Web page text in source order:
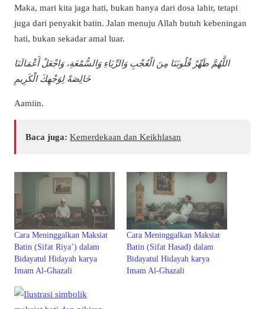
Maka, mari kita jaga hati, bukan hanya dari dosa lahir, tetapi
juga dari penyakit batin. Jalan menuju Allah butuh kebeningan
hati, bukan sekadar amal luar.
اللَّهُمَّ طَهِّرْ قُلُوبَنَا مِنَ الْعُجْبِ وَالرِّيَاءِ وَالسُّمْعَةِ، وَاجْعَلْ أَعْمَالَنَا
خَالِصَةً لِوَجْهِكَ الْكَرِيمِ
Aamiin.
Baca juga: Kemerdekaan dan Keikhlasan
Cara Meninggalkan Maksiat
Batin (Sifat Riya’) dalam
Bidayatul Hidayah karya
Imam Al-Ghazali
Cara Meninggalkan Maksiat
Batin (Sifat Hasad) dalam
Bidayatul Hidayah karya
Imam Al-Ghazali